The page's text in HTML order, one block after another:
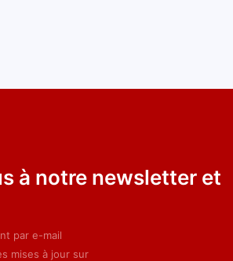
à notre newsletter et
par e-mail
mises à jour sur